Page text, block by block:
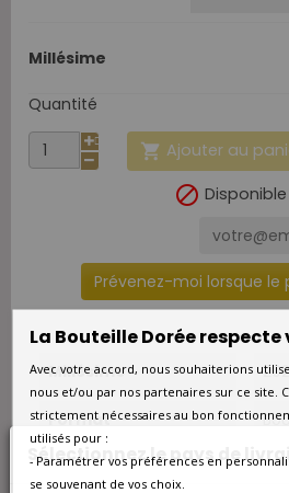
Sélectionnez le pays de
Millésime
Quantité
 Ajouter au

Prévenez-moi lorsque le
Millésime
Format
Qté/Colis 6
La Bouteille Dorée
Avec votre accord, nous souhaiterions
nous et/ou par nos partenaires sur ce site.
strictement nécessaires au bon
utilisés pour :
- Paramétrer vos préférences en
se souvenant de vos choix.